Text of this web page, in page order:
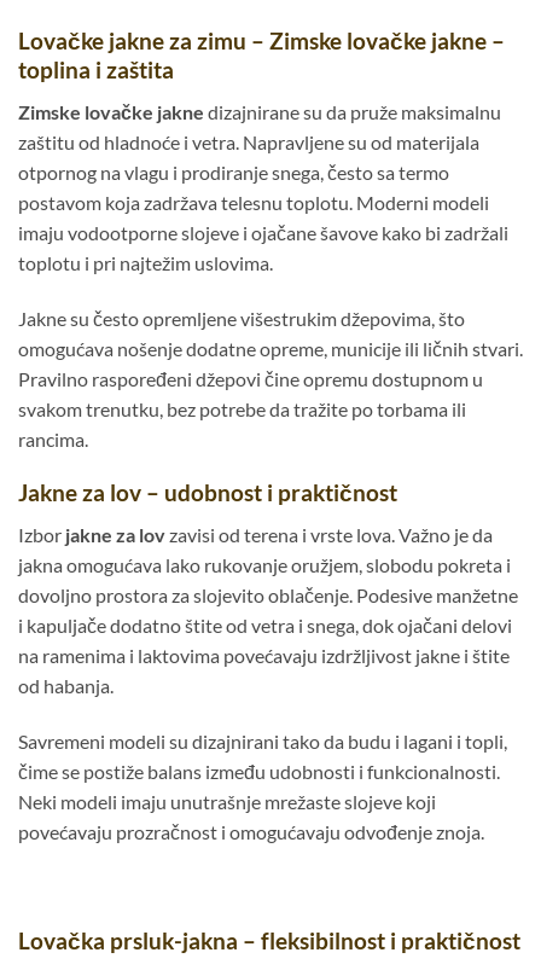
Lovačke jakne za zimu – Zimske lovačke jakne –
toplina i zaštita
Zimske lovačke jakne dizajnirane su da pruže maksimalnu
zaštitu od hladnoće i vetra. Napravljene su od materijala
otpornog na vlagu i prodiranje snega, često sa termo
postavom koja zadržava telesnu toplotu. Moderni modeli
imaju vodootporne slojeve i ojačane šavove kako bi zadržali
toplotu i pri najtežim uslovima.
Jakne su često opremljene višestrukim džepovima, što
omogućava nošenje dodatne opreme, municije ili ličnih stvari.
Pravilno raspoređeni džepovi čine opremu dostupnom u
svakom trenutku, bez potrebe da tražite po torbama ili
rancima.
Jakne za lov – udobnost i praktičnost
Izbor jakne za lovzavisi od terena i vrste lova. Važno je da
jakna omogućava lako rukovanje oružjem, slobodu pokreta i
dovoljno prostora za slojevito oblačenje. Podesive manžetne
i kapuljače dodatno štite od vetra i snega, dok ojačani delovi
na ramenima i laktovima povećavaju izdržljivost jakne i štite
od habanja.
Savremeni modeli su dizajnirani tako da budu i lagani i topli,
čime se postiže balans između udobnosti i funkcionalnosti.
Neki modeli imaju unutrašnje mrežaste slojeve koji
povećavaju prozračnost i omogućavaju odvođenje znoja.
Lovačka prsluk-jakna – fleksibilnost i praktičnost